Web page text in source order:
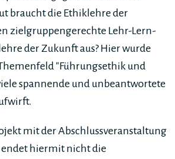
braucht die Ethiklehre der
zielgruppengerechte Lehr-Lern-
der Zukunft aus? Hier wurde
"Führungsethik und
spannende und unbeantwortete
mit der Abschlussveranstaltung
endet hiermit nicht die